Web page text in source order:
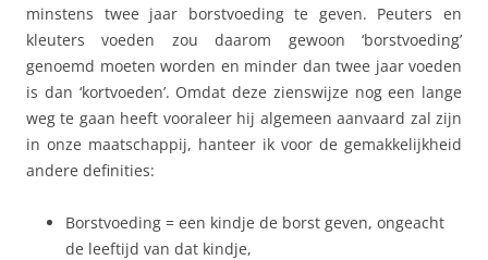
minstens twee jaar borstvoeding te geven. Peuters en
kleuters voeden zou daarom gewoon ‘borstvoeding’
genoemd moeten worden en minder dan twee jaar voeden
is dan ‘kortvoeden’. Omdat deze zienswijze nog een lange
weg te gaan heeft vooraleer hij algemeen aanvaard zal zijn
in onze maatschappij, hanteer ik voor de gemakkelijkheid
andere definities:
Borstvoeding = een kindje de borst geven, ongeacht
de leeftijd van dat kindje,